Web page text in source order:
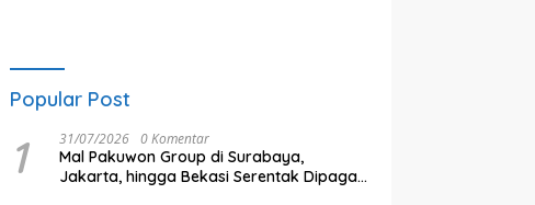
Popular Post
1 31/07/2026 0 Komentar
Mal Pakuwon Group di Surabaya,
Jakarta, hingga Bekasi Serentak Dipagari